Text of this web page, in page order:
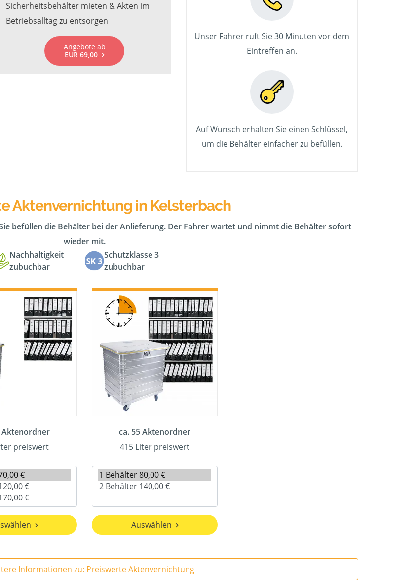
Sicherheitsbehälter mieten & Akten im
Betriebsalltag zu entsorgen
Angebote ab
EUR 69,00
Unser Fahrer ruft Sie 30 Minuten vor dem
Eintreffen an.
Auf Wunsch erhalten Sie einen Schlüssel,
um die Behälter einfacher zu befüllen.
Aktenvernichtung in Kelsterbach
befüllen die Behälter bei der Anlieferung. Der Fahrer wartet und nimmt die Behälter sofort
wieder mit.
Nachhaltigkeit
zubuchbar
Schutzklasse 3
zubuchbar
Aktenordner
preiswert
ca. 55 Aktenordner
415 Liter preiswert
Auswählen
Informationen zu: Preiswerte Aktenvernichtung